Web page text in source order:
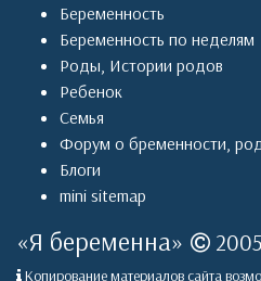
Беременность
Беременность по неделям
Роды, Истории родов
Ребенок
Семья
Форум о бременности,
Блоги
mini sitemap
«Я беременна» 2005
Копирование материалов сайта